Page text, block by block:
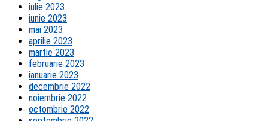
iulie 2023
iunie 2023
mai 2023
aprilie 2023
martie 2023
februarie 2023
ianuarie 2023
decembrie 2022
noiembrie 2022
octombrie 2022